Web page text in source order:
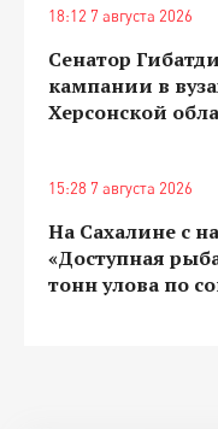
18:12 7 августа 2026
Сенатор
кампании в
Херсонской
15:28 7 августа 2026
На Сахалине с
«Доступная
тонн улова по